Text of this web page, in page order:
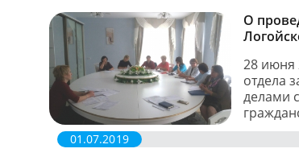
О
28 июня
отдела
делами
01.07.2019